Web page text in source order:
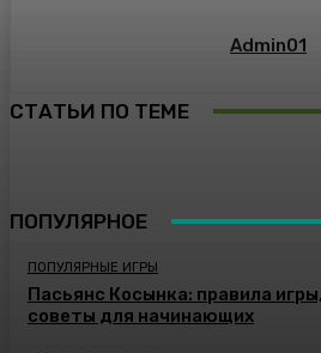
Admin01
СТАТЬИ ПО ТЕМЕ
ПОПУЛЯРНОЕ
ПОПУЛЯРНЫЕ ИГРЫ
Пасьянс Косынка: правила
советы для начинающих